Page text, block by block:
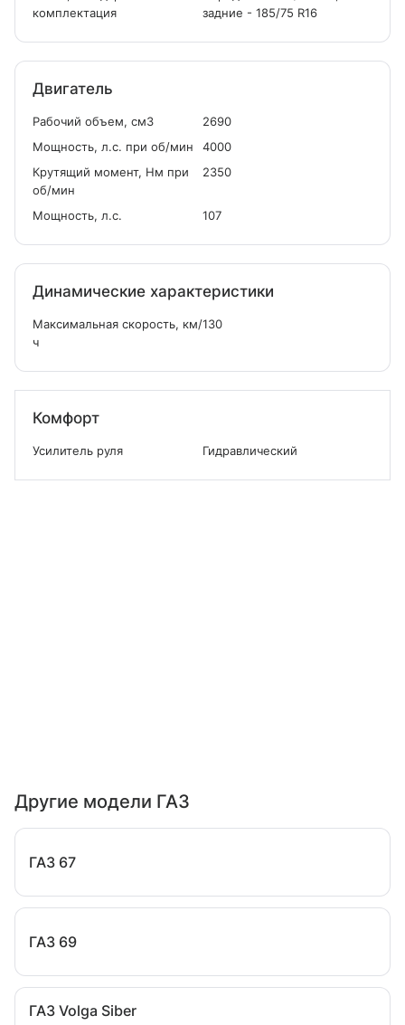
комплектация
задние - 185/75 R16
Двигатель
Рабочий объем, см3
2690
Мощность, л.с. при об/мин
4000
Крутящий момент, Нм при
об/мин
2350
Мощность, л.с. 107
Динамические характеристики
Максимальная скорость, км/
ч
130
Комфорт
Усилитель руля Гидравлический
Другие модели ГАЗ
ГАЗ 67
ГАЗ 69
ГАЗ Volga Siber